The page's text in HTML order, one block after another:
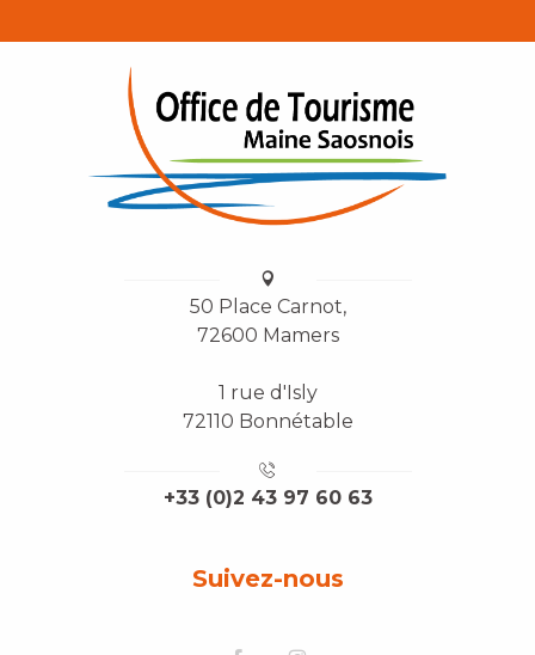
50 Place Carnot,
72600 Mamers
1 rue d'Isly
72110 Bonnétable
+33 (0)2 43 97 60 63
Suivez-nous